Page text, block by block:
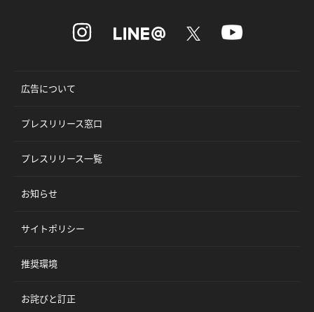
広告について
プレスリリース窓口
プレスリリース一覧
お知らせ
サイトポリシー
推奨環境
お詫びと訂正